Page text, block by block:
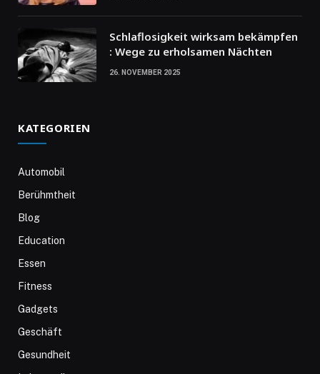
Schlaflosigkeit wirksam bekämpfen
: Wege zu erholsamen Nächten
26. NOVEMBER 2025
KATEGORIEN
Automobil
Berühmtheit
Blog
Education
Essen
Fitness
Gadgets
Geschäft
Gesundheit